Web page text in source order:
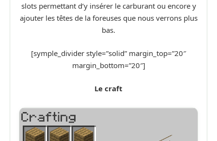
slots permettant d’y insérer le carburant ou encore y
ajouter les têtes de la foreuses que nous verrons plus
bas.
[symple_divider style=”solid” margin_top=”20″
margin_bottom=”20″]
Le craft